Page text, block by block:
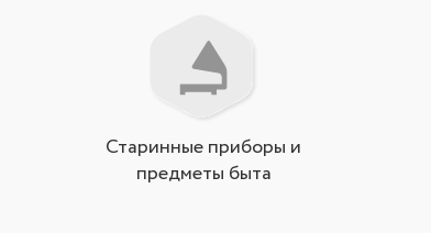
Старинные приборы и
предметы быта